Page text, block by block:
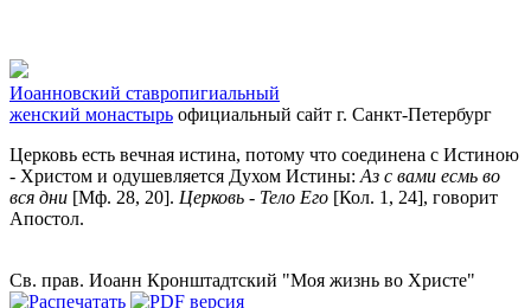
Иоанновский ставропигиальный
женский монастырь официальный сайт г. Санкт-Петербург
Церковь есть вечная истина, потому что соединена с Истиною
- Христом и одушевляется Духом Истины: Аз с вами есмь во
вся дни [Мф. 28, 20]. Церковь - Тело Его [Кол. 1, 24], говорит
Апостол.
Св. прав. Иоанн Кронштадтский "Моя жизнь во Христе"